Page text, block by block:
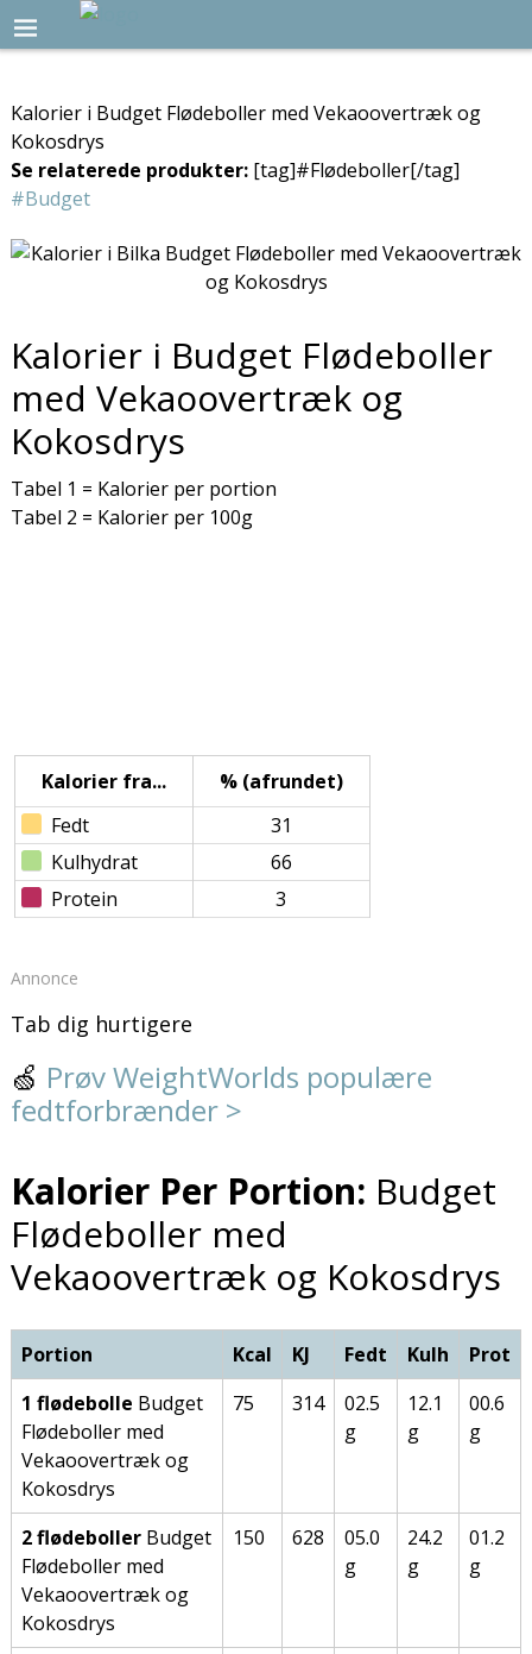
Kalorier i Budget Flødeboller med Vekaoovertræk og
Kokosdrys
Se relaterede produkter:[tag]#Flødeboller[/tag]
#Budget
Kalorier i Budget Flødeboller
med Vekaoovertræk og
Kokosdrys
Tabel 1 = Kalorier per portion
Tabel 2 = Kalorier per 100g
Kalorier fra...
% (afrundet)
Fedt
31
Kulhydrat
66
Protein
3
Annonce
Tab dig hurtigere
🍏 Prøv WeightWorlds populære
fedtforbrænder >
Kalorier Per Portion: Budget
Flødeboller med
Vekaoovertræk og Kokosdrys
Portion Kcal KJ Fedt Kulh
Prot
1 flødebolle Budget
Flødeboller med
Vekaoovertræk og
Kokosdrys
75 314
02.5
g
12.1
g
00.6
g
2 flødeboller Budget
Flødeboller med
Vekaoovertræk og
Kokosdrys
150 628
05.0
g
24.2
g
01.2
g